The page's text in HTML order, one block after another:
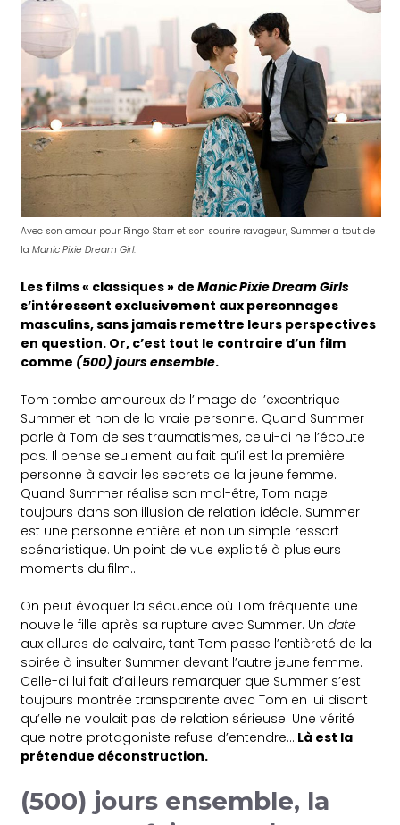
Avec son amour pour Ringo Starr et son sourire ravageur, Summer a tout de
laManic Pixie Dream Girl.
Les films « classiques » deManic Pixie Dream Girls
s’intéressent exclusivement aux personnages
masculins, sans jamais remettre leurs perspectives
en question. Or, c’est tout le contraire d’un film
comme (500) jours ensemble.
Tom tombe amoureux de l’image de l’excentrique
Summer et non de la vraie personne. Quand Summer
parle à Tom de ses traumatismes, celui-ci ne l’écoute
pas. Il pense seulement au fait qu’il est la première
personne à savoir les secrets de la jeune femme.
Quand Summer réalise son mal-être, Tom nage
toujours dans son illusion de relation idéale. Summer
est une personne entière et non un simple ressort
scénaristique. Un point de vue explicité à plusieurs
moments du film…
On peut évoquer la séquence où Tom fréquente une
nouvelle fille après sa rupture avec Summer. Undate
aux allures de calvaire, tant Tom passe l’entièreté de la
soirée à insulter Summer devant l’autre jeune femme.
Celle-ci lui fait d’ailleurs remarquer que Summer s’est
toujours montrée transparente avec Tom en lui disant
qu’elle ne voulait pas de relation sérieuse. Une vérité
que notre protagoniste refuse d’entendre… Là est la
prétendue déconstruction.
(500) jours ensemble, la